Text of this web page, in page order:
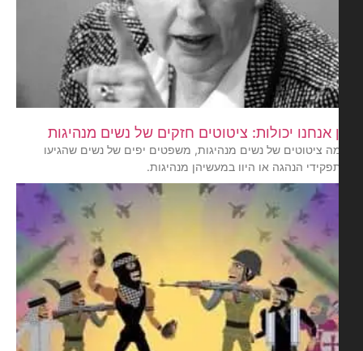
אנחנו יכולות: ציטוטים חזקים של נשים מנהיגות
ציטוטים של נשים מנהיגות, משפטים יפים של נשים שהגיעו
הנהגה או היוו במעשיהן מנהיגות.